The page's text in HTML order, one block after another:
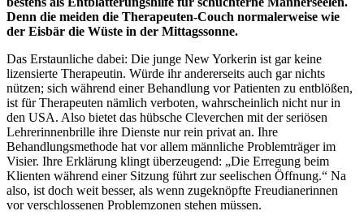
Denn die meiden die Therapeuten-Couch normalerweise wie
der Eisbär die Wüste in der Mittagssonne.
Das Erstaunliche dabei: Die junge New Yorkerin ist gar keine
lizensierte Therapeutin. Würde ihr andererseits auch gar nichts
nützen; sich während einer Behandlung vor Patienten zu entblößen,
ist für Therapeuten nämlich verboten, wahrscheinlich nicht nur in
den USA. Also bietet das hübsche Cleverchen mit der seriösen
Lehrerinnenbrille ihre Dienste nur rein privat an. Ihre
Behandlungsmethode hat vor allem männliche Problemträger im
Visier. Ihre Erklärung klingt überzeugend: „Die Erregung beim
Klienten während einer Sitzung führt zur seelischen Öffnung.“ Na
also, ist doch weit besser, als wenn zugeknöpfte Freudianerinnen
vor verschlossenen Problemzonen stehen müssen.